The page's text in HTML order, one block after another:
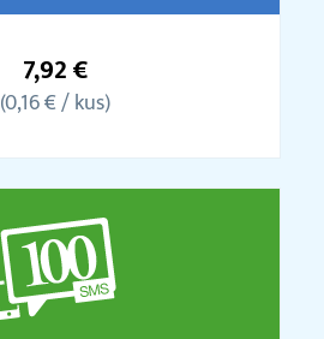
Balíček
SMS
7,92 €
(0,16 € / kus)